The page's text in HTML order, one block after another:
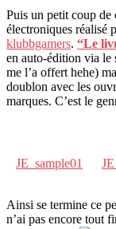
Puis un petit coup
électroniques réalisé
klubbgamers. “Le
en auto-édition via le
me l’a offert hehe)
doublon avec les
marques. C’est le
JE_sample01
Ainsi se termine ce
n’ai pas encore tout